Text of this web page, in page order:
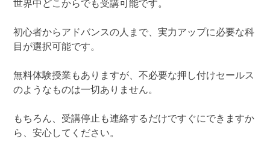
世界中どこからでも受講可能です。
初心者からアドバンスの人まで、実力アップに必要な科
目が選択可能です。
無料体験授業もありますが、不必要な押し付けセールス
のようなものは一切ありません。
もちろん、受講停止も連絡するだけですぐにできますか
ら、安心してください。